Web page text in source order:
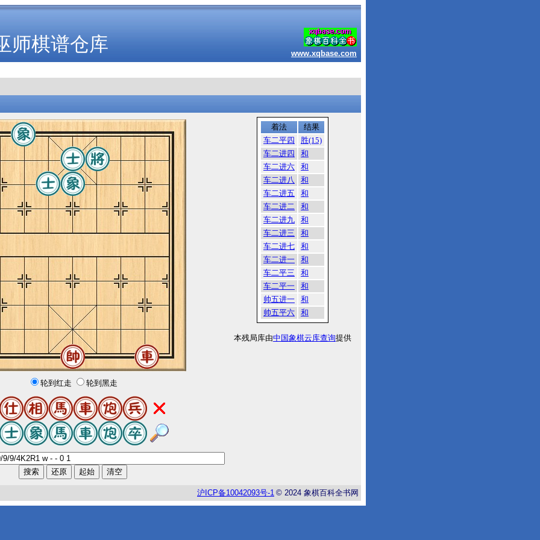
师棋谱仓库 www.xqbase.com
轮到红走 轮到黑走
着法
结果
车二平四
胜(15)
车二进四
和
车二进六
和
车二进八
和
车二进五
和
车二进二
和
车二进九
和
车二进三
和
车二进七
和
车二进一
和
车二平三
和
车二平一
和
帅五进一
和
帅五平六
和
本残局库由中国象棋云库查询提供
沪 ICP备10042093号-1 © 2024 象棋百科全书网